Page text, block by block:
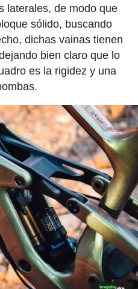
laterales, de modo que
sólido, buscando
dichas vainas tienen
bien claro que lo
es la rigidez y una